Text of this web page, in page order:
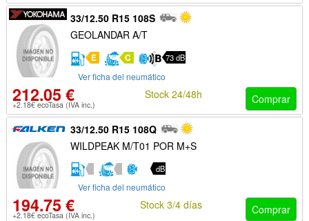
33/12.50 R15 108S
GEOLANDAR A/T
E C 73 dB
Ver ficha del neumático
212.05 €
+2.18€ ecoTasa (IVA inc.) Comprar
Stock 24/48h
33/12.50 R15 108Q
WILDPEAK M/T01 POR M+S
dB
Ver ficha del neumático
194.75 €
+2.18€ ecoTasa (IVA inc.) Comprar
Stock 3/4 días